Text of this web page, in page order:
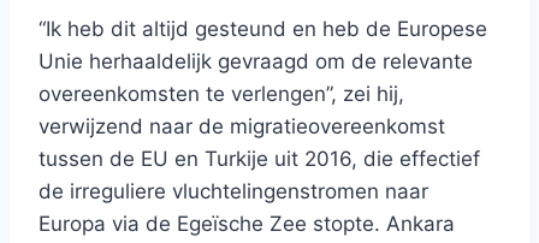
“Ik heb dit altijd gesteund en heb de Europese
Unie herhaaldelijk gevraagd om de relevante
overeenkomsten te verlengen”, zei hij,
verwijzend naar de migratieovereenkomst
tussen de EU en Turkije uit 2016, die effectief
de irreguliere vluchtelingenstromen naar
Europa via de Egeïsche Zee stopte. Ankara